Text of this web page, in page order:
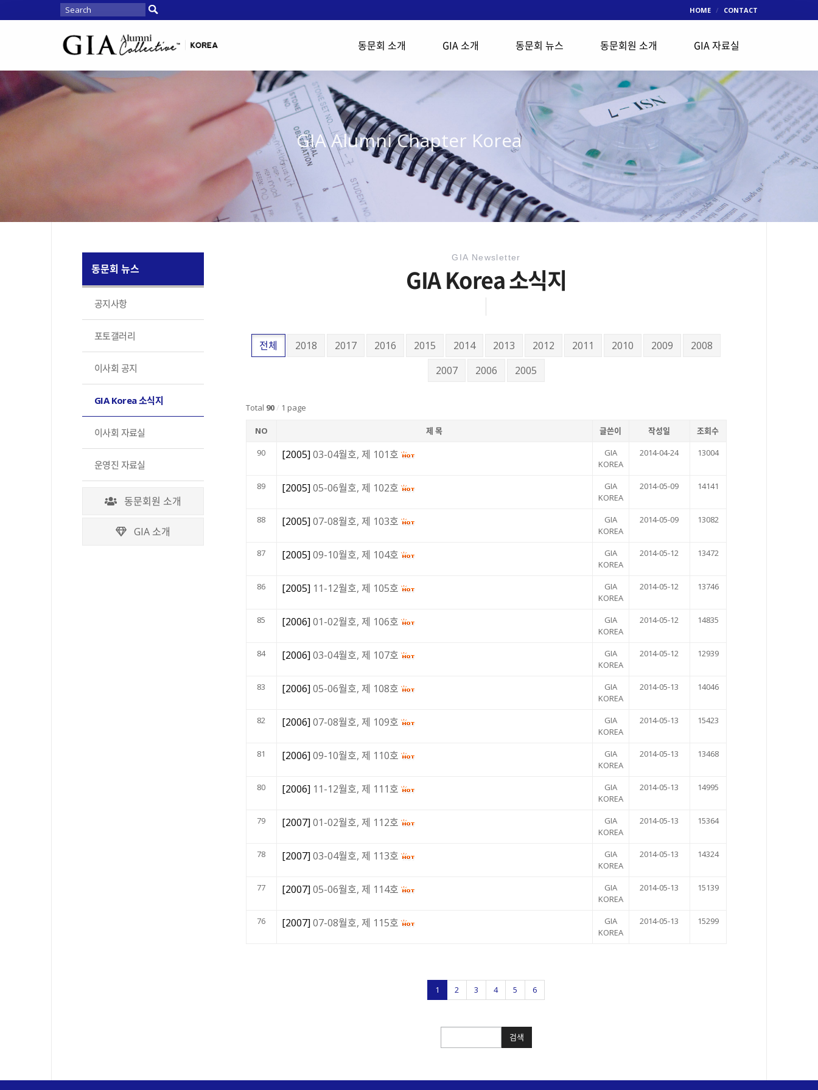
HOME CONTACT
동문회 소개 GIA 소개 동문회 뉴스 동문회원 소개 GIA 자료실
GIA Alumni Chapter Korea
동문회 뉴스
공지사항
포토갤러리
이사회 공지
GIA Korea 소식지
이사회 자료실
운영진 자료실
동문회원 소개
GIA 소개
GIA Newsletter
GIA Korea 소식지
전체 2018 2017 2016 2015 2014 2013 2012 2011 2010 2009
2008
2007
2006 2005
Total 90 / 1 page
NO 제 목 글쓴이 작성일
조회수
90
[2005] 03-04월호, 제 101호
GIA
KOREA
2014-04-24 13004
89 [2005] 05-06월호, 제 102호
GIA
KOREA
2014-05-09 14141
88 [2005] 07-08월호, 제 103호
GIA
KOREA
2014-05-09 13082
87 [2005] 09-10월호, 제 104호
GIA
KOREA
2014-05-12 13472
86 [2005] 11-12월호, 제 105호
GIA
KOREA
2014-05-12 13746
85 [2006] 01-02월호, 제 106호
GIA
KOREA
2014-05-12 14835
84 [2006] 03-04월호, 제 107호
GIA
KOREA
2014-05-12 12939
83 [2006] 05-06월호, 제 108호
GIA
KOREA
2014-05-13 14046
82 [2006] 07-08월호, 제 109호
GIA
KOREA
2014-05-13 15423
81 [2006] 09-10월호, 제 110호
GIA
KOREA
2014-05-13 13468
80 [2006] 11-12월호, 제 111호
GIA
KOREA
2014-05-13 14995
79 [2007] 01-02월호, 제 112호
GIA
KOREA
2014-05-13 15364
78 [2007] 03-04월호, 제 113호
GIA
KOREA
2014-05-13 14324
77 [2007] 05-06월호, 제 114호
GIA
KOREA
2014-05-13 15139
76 [2007] 07-08월호, 제 115호
GIA
KOREA
2014-05-13 15299
1 2 3 4 5 6
검색